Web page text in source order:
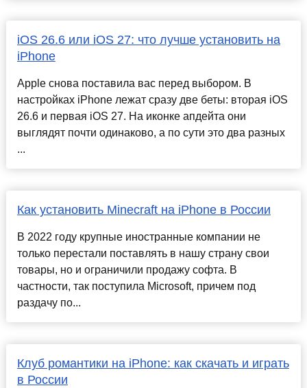
iOS 26.6 или iOS 27: что лучше установить на
iPhone
Apple снова поставила вас перед выбором. В
настройках iPhone лежат сразу две беты: вторая iOS
26.6 и первая iOS 27. На иконке апдейта они
выглядят почти одинаково, а по сути это два разных
...
Как установить Minecraft на iPhone в России
В 2022 году крупные иностранные компании не
только перестали поставлять в нашу страну свои
товары, но и ограничили продажу софта. В
частности, так поступила Microsoft, причем под
раздачу по...
Клуб романтики на iPhone: как скачать и играть
в России